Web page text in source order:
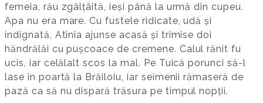
femeia, rău zgâlțâită, ieși până la urmă din cupeu.
Apa nu era mare. Cu fustele ridicate, udă și
indignată, Atinia ajunse acasă și trimise doi
hăndrălăi cu pușcoace de cremene. Calul rănit fu
ucis, iar celălalt scos la mal. Pe Tuică porunci să-l
lase în poartă la Brăiloiu, iar seimenii rămaseră de
pază ca să nu dispară trăsura pe timpul nopții.